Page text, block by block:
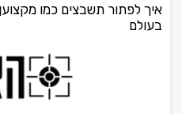
איך לפתור תשבצים כמו
בעולם